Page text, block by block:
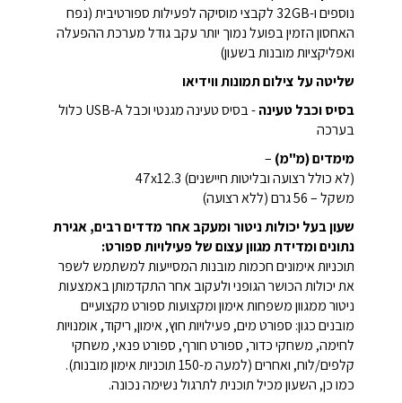
נוספים ו-32GB לקבצי מוסיקה לפעילות ספורטיבית (נפח
האחסון הזמין בפועל נמוך יותר עקב גודל מערכת ההפעלה
ואפליקציות מובנות בשעון)
שליטה על צילום תמונות ווידיאו
בסיס וכבל טעינה
- בסיס טעינה מגנטי וכבל USB-A כלול
בערכה
מימדים (מ"מ) –
(לא כולל רצועה ובליטות חיישנים) 47x12.3
משקל – 56 גרם (ללא רצועה)
שעון בעל יכולות ניטור ומעקב אחר מדדים רבים, אגירת
נתונים ומדידת מגוון עצום של פעילויות ספורט:
תוכניות אימונים חכמות מובנות המסייעות למשתמש לשפר
את יכולות הכושר הגופני ולעקוב אחר התקדמותן באמצעות
ניטור ממגוון משפחות אימון ומקצועות ספורט מקצועיים
מובנים כגון: ספורט מים, פעילויות חוץ, אימון, ריקוד, אומנויות
לחימה, משחקי כדור, ספורט חורף, ספורט פנאי, משחקי
קלפים/לוח, ואחרים (למעה מ-150 תוכניות אימון מובנות).
כמו כן, השעון מכיל תוכנית לתרגול נשימה נכונה.